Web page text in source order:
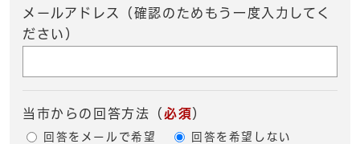
メールアドレス（確認のためもう一度入力してく
ださい）
当市からの回答方法 （ 必須）
回答をメールで希望 回答を希望しない